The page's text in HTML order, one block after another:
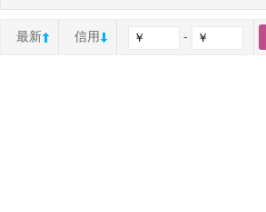
最新 信用 -